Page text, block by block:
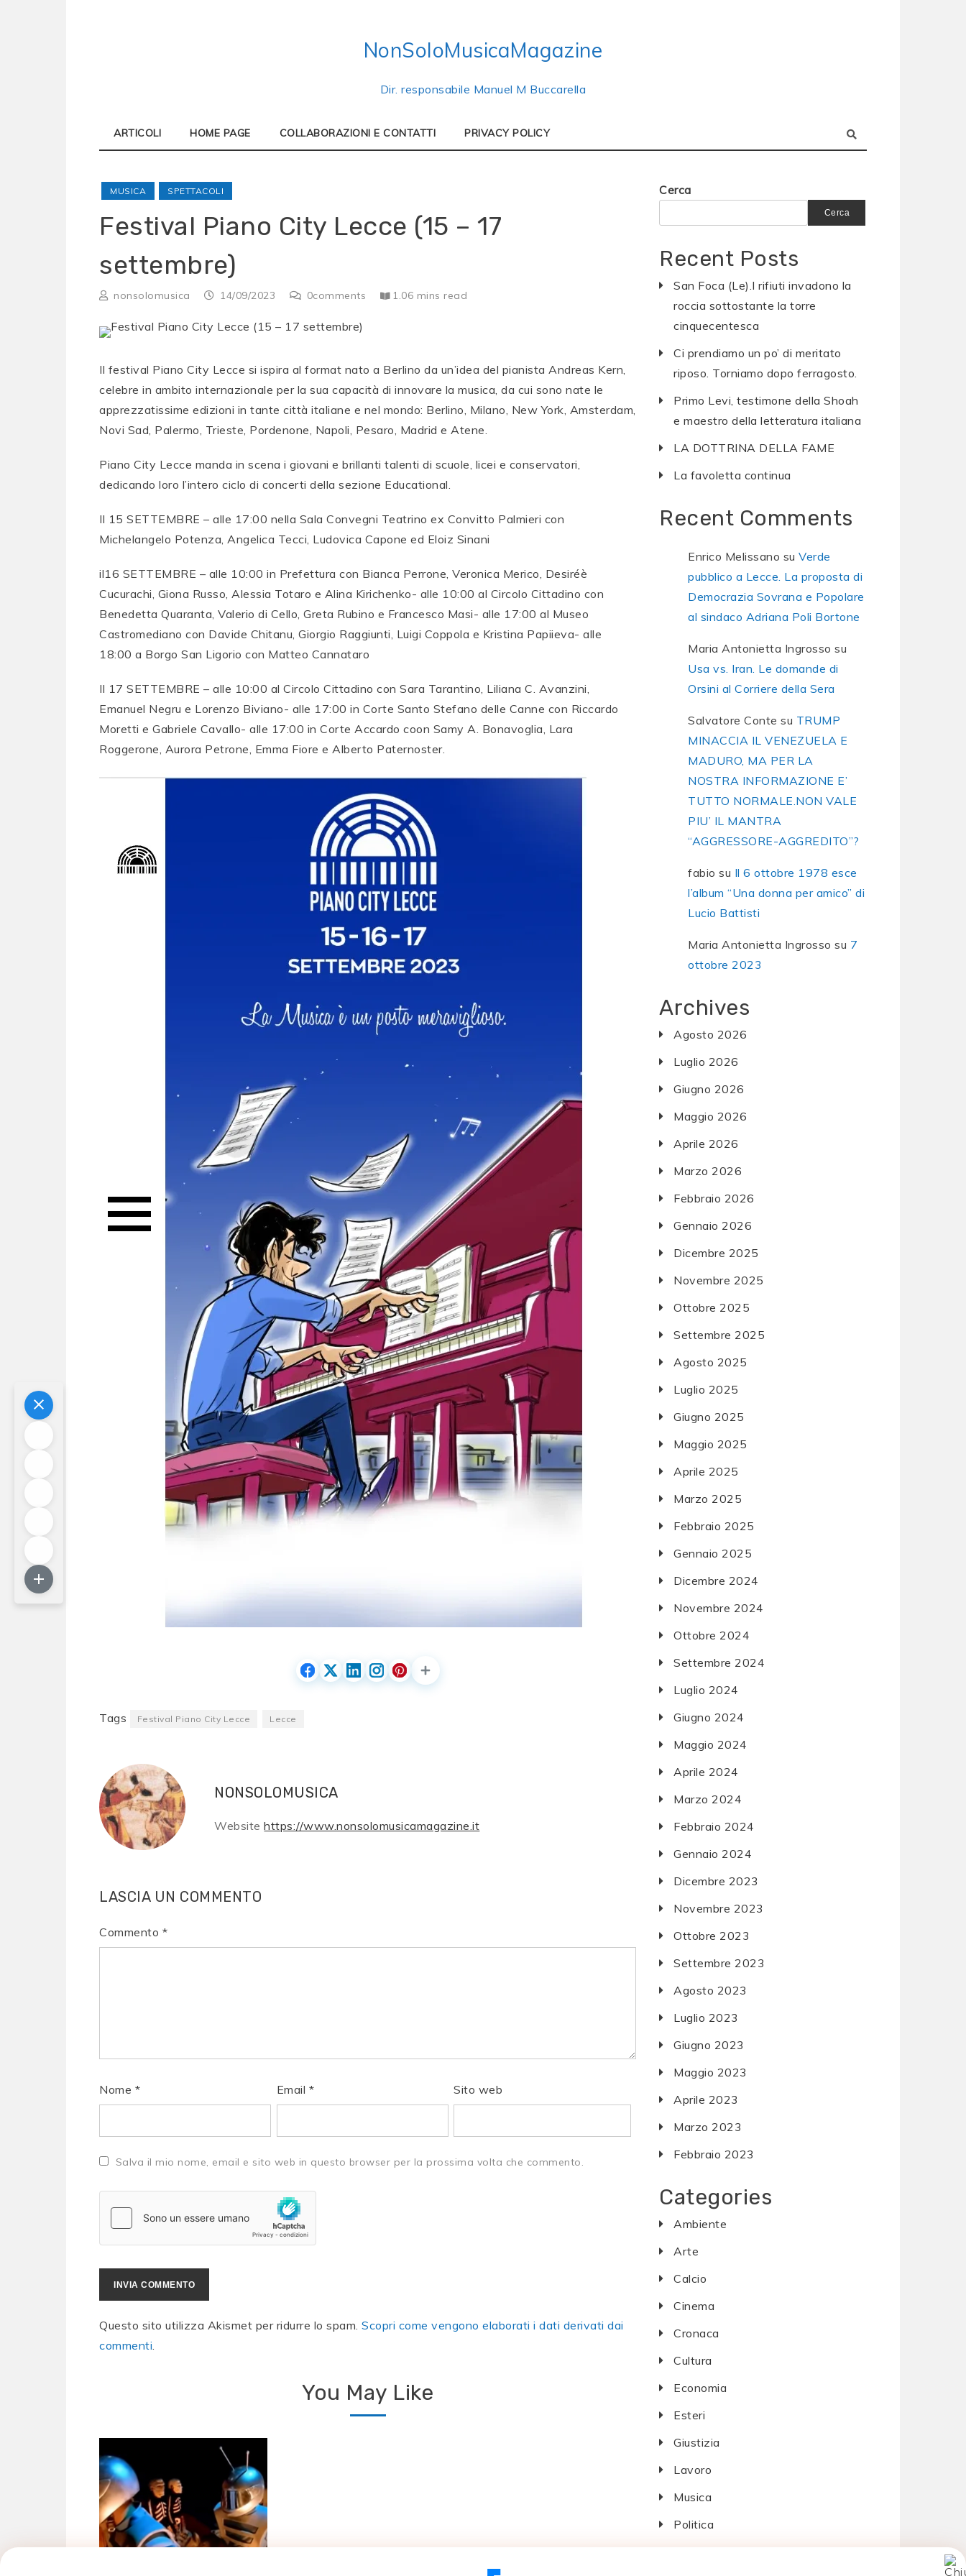
NonSoloMusicaMagazine
Dir. responsabile Manuel M Buccarella
ARTICOLI HOME PAGE COLLABORAZIONI E CONTATTI PRIVACY POLICY
MUSICA SPETTACOLI
Festival Piano City Lecce (15 – 17
settembre)
nonsolomusica 14/09/2023 0comments 1.06 mins read
Il festival Piano City Lecce si ispira al format nato a Berlino da un’idea del pianista Andreas Kern,
celebre in ambito internazionale per la sua capacità di innovare la musica, da cui sono nate le
apprezzatissime edizioni in tante città italiane e nel mondo: Berlino, Milano, New York, Amsterdam,
Novi Sad, Palermo, Trieste, Pordenone, Napoli, Pesaro, Madrid e Atene.
Piano City Lecce manda in scena i giovani e brillanti talenti di scuole, licei e conservatori,
dedicando loro l’intero ciclo di concerti della sezione Educational.
Il 15 SETTEMBRE – alle 17:00 nella Sala Convegni Teatrino ex Convitto Palmieri con
Michelangelo Potenza, Angelica Tecci, Ludovica Capone ed Eloiz Sinani
il16 SETTEMBRE – alle 10:00 in Prefettura con Bianca Perrone, Veronica Merico, Desiréè
Cucurachi, Giona Russo, Alessia Totaro e Alina Kirichenko- alle 10:00 al Circolo Cittadino con
Benedetta Quaranta, Valerio di Cello, Greta Rubino e Francesco Masi- alle 17:00 al Museo
Castromediano con Davide Chitanu, Giorgio Raggiunti, Luigi Coppola e Kristina Papiieva- alle
18:00 a Borgo San Ligorio con Matteo Cannataro
Il 17 SETTEMBRE – alle 10:00 al Circolo Cittadino con Sara Tarantino, Liliana C. Avanzini,
Emanuel Negru e Lorenzo Biviano- alle 17:00 in Corte Santo Stefano delle Canne con Riccardo
Moretti e Gabriele Cavallo- alle 17:00 in Corte Accardo coon Samy A. Bonavoglia, Lara
Roggerone, Aurora Petrone, Emma Fiore e Alberto Paternoster.
Tags Festival Piano City Lecce Lecce
NONSOLOMUSICA
Website https://www.nonsolomusicamagazine.it
LASCIA UN COMMENTO
Commento *
Nome * Email * Sito web
Salva il mio nome, email e sito web in questo browser per la prossima volta che commento.
Questo sito utilizza Akismet per ridurre lo spam.Scopri come vengono elaborati i dati derivati dai
commenti.
You May Like
Cerca
Cerca
Recent Posts
San Foca (Le).I rifiuti invadono la
roccia sottostante la torre
cinquecentesca
Ci prendiamo un po’ di meritato
riposo. Torniamo dopo ferragosto.
Primo Levi, testimone della Shoah
e maestro della letteratura italiana
LA DOTTRINA DELLA FAME
La favoletta continua
Recent Comments
Enrico Melissano suVerde
pubblico a Lecce. La proposta di
Democrazia Sovrana e Popolare
al sindaco Adriana Poli Bortone
Maria Antonietta Ingrosso su
Usa vs. Iran. Le domande di
Orsini al Corriere della Sera
Salvatore Conte su TRUMP
MINACCIA IL VENEZUELA E
MADURO, MA PER LA
NOSTRA INFORMAZIONE E’
TUTTO NORMALE.NON VALE
PIU’ IL MANTRA
“AGGRESSORE-AGGREDITO”?
fabio su Il 6 ottobre 1978 esce
l’album “Una donna per amico” di
Lucio Battisti
Maria Antonietta Ingrosso su 7
ottobre 2023
Archives
Agosto 2026
Luglio 2026
Giugno 2026
Maggio 2026
Aprile 2026
Marzo 2026
Febbraio 2026
Gennaio 2026
Dicembre 2025
Novembre 2025
Ottobre 2025
Settembre 2025
Agosto 2025
Luglio 2025
Giugno 2025
Maggio 2025
Aprile 2025
Marzo 2025
Febbraio 2025
Gennaio 2025
Dicembre 2024
Novembre 2024
Ottobre 2024
Settembre 2024
Luglio 2024
Giugno 2024
Maggio 2024
Aprile 2024
Marzo 2024
Febbraio 2024
Gennaio 2024
Dicembre 2023
Novembre 2023
Ottobre 2023
Settembre 2023
Agosto 2023
Luglio 2023
Giugno 2023
Maggio 2023
Aprile 2023
Marzo 2023
Febbraio 2023
Categories
Ambiente
Arte
Calcio
Cinema
Cronaca
Cultura
Economia
Esteri
Giustizia
Lavoro
Musica
Politica